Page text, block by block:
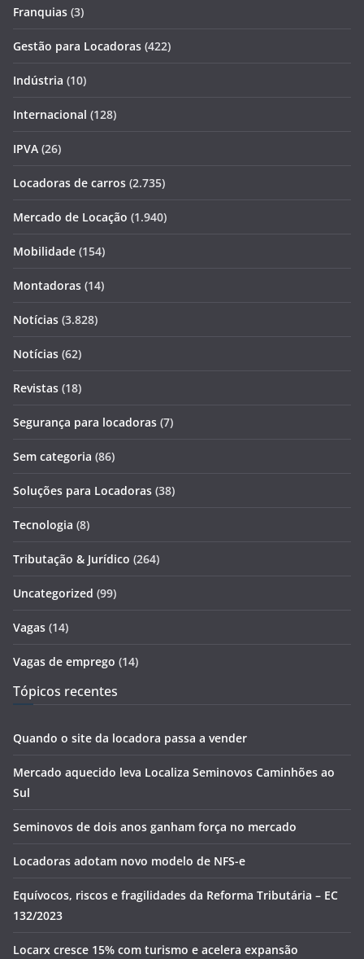
Franquias (3)
Gestão para Locadoras (422)
Indústria (10)
Internacional (128)
IPVA (26)
Locadoras de carros (2.735)
Mercado de Locação (1.940)
Mobilidade (154)
Montadoras (14)
Notícias (3.828)
Notícias (62)
Revistas (18)
Segurança para locadoras (7)
Sem categoria (86)
Soluções para Locadoras (38)
Tecnologia (8)
Tributação & Jurídico (264)
Uncategorized (99)
Vagas (14)
Vagas de emprego (14)
Tópicos recentes
Quando o site da locadora passa a vender
Mercado aquecido leva Localiza Seminovos Caminhões ao
Sul
Seminovos de dois anos ganham força no mercado
Locadoras adotam novo modelo de NFS-e
Equívocos, riscos e fragilidades da Reforma Tributária – EC
132/2023
Locarx cresce 15% com turismo e acelera expansão